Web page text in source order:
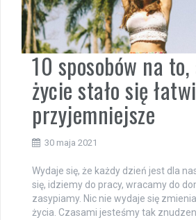
10 sposobów na
życie stało się
przyjemniejsze
30 maja 2021
Wydaje się, że każdy dzień jest dla
się, idziemy do pracy, wracamy do
zasypiamy. Nic nie wydaje się
życia. Czasami jesteśmy tak